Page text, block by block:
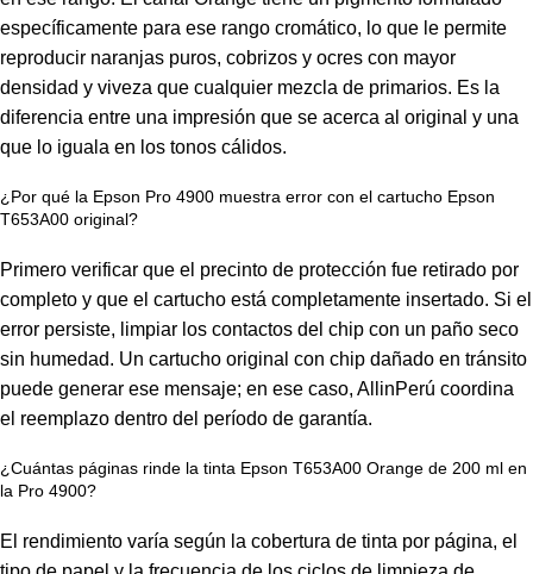
específicamente para ese rango cromático, lo que le permite
reproducir naranjas puros, cobrizos y ocres con mayor
densidad y viveza que cualquier mezcla de primarios. Es la
diferencia entre una impresión que se acerca al original y una
que lo iguala en los tonos cálidos.
¿Por qué la Epson Pro 4900 muestra error con el cartucho Epson
T653A00 original?
Primero verificar que el precinto de protección fue retirado por
completo y que el cartucho está completamente insertado. Si el
error persiste, limpiar los contactos del chip con un paño seco
sin humedad. Un cartucho original con chip dañado en tránsito
puede generar ese mensaje; en ese caso, AllinPerú coordina
el reemplazo dentro del período de garantía.
¿Cuántas páginas rinde la tinta Epson T653A00 Orange de 200 ml en
la Pro 4900?
El rendimiento varía según la cobertura de tinta por página, el